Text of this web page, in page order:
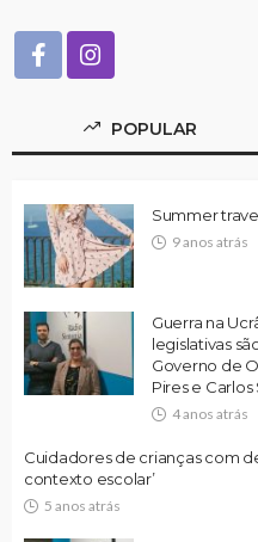
POPULAR
Summer
9 anos atrás
Guerra na
legislativas
Governo de
Pires e Carlos
4 anos atrás
Cuidadores de crianças com
contexto escolar’
5 anos atrás